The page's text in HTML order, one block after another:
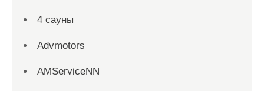
4 сауны
Advmotors
AMServiceNN